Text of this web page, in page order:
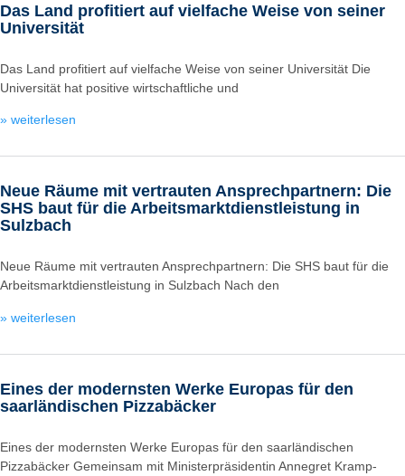
Das Land profitiert auf vielfache Weise von seiner
Universität
Das Land profitiert auf vielfache Weise von seiner Universität Die
Universität hat positive wirtschaftliche und
» weiterlesen
Neue Räume mit vertrauten Ansprechpartnern: Die
SHS baut für die Arbeitsmarktdienstleistung in
Sulzbach
Neue Räume mit vertrauten Ansprechpartnern: Die SHS baut für die
Arbeitsmarktdienstleistung in Sulzbach Nach den
» weiterlesen
Eines der modernsten Werke Europas für den
saarländischen Pizzabäcker
Eines der modernsten Werke Europas für den saarländischen
Pizzabäcker Gemeinsam mit Ministerpräsidentin Annegret Kramp-